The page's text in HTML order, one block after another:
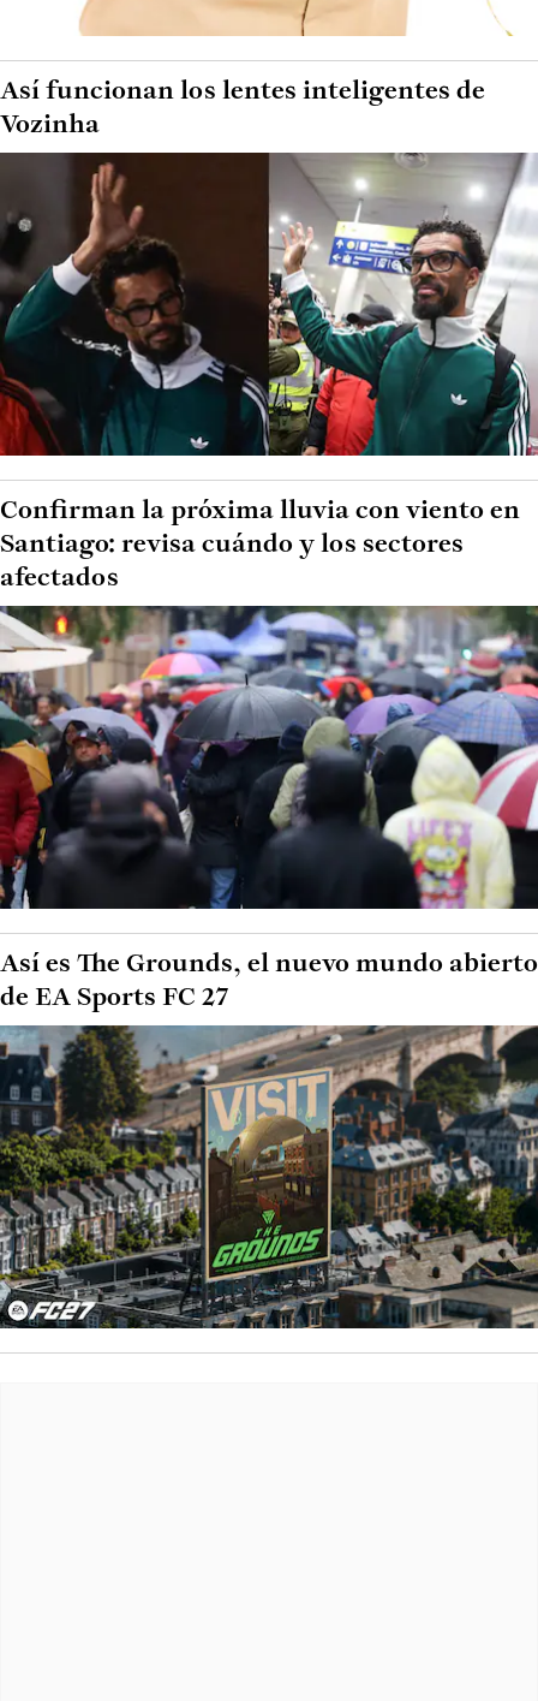
Así funcionan los lentes inteligentes de
Vozinha
Confirman la próxima lluvia con viento en
Santiago: revisa cuándo y los sectores
afectados
Así es The Grounds, el nuevo mundo abierto
de EA Sports FC 27